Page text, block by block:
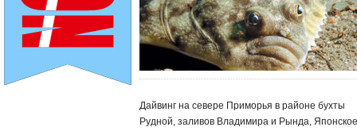
Дайвинг на севере Приморья в районе бухты
Рудной, заливов Владимира и Рында, Японское